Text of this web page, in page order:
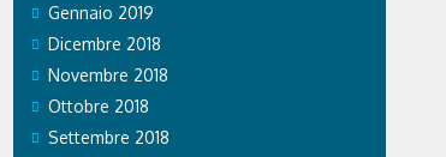
Gennaio 2019
Dicembre 2018
Novembre 2018
Ottobre 2018
Settembre 2018